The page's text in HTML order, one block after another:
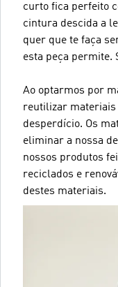
curto fica perfeito
cintura descida a
quer que te faça
esta peça permite.
Ao optarmos por
reutilizar materiais
desperdício. Os
eliminar a nossa
nossos produtos
reciclados e
destes materiais.